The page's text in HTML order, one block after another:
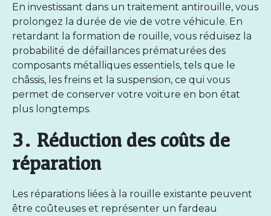
En investissant dans un traitement antirouille, vous
prolongez la durée de vie de votre véhicule. En
retardant la formation de rouille, vous réduisez la
probabilité de défaillances prématurées des
composants métalliques essentiels, tels que le
châssis, les freins et la suspension, ce qui vous
permet de conserver votre voiture en bon état
plus longtemps.
3. Réduction des coûts de
réparation
Les réparations liées à la rouille existante peuvent
être coûteuses et représenter un fardeau